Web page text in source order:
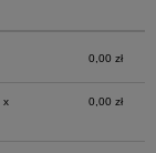
0,00 zł
x
0,00 zł